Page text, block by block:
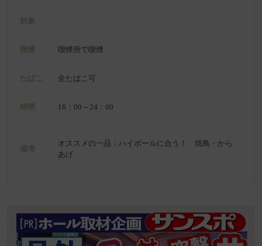
対象
喫煙 喫煙所で喫煙
たばこ 全たばこ可
時間 16：00～24：00
備考
オススメの一品：ハイボールに合う！ 焼鳥・から
あげ